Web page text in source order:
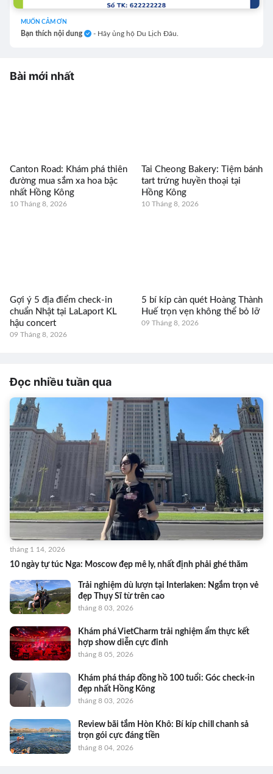
MUỐN CẢM ƠN
Bạn thích nội dung - Hãy ủng hộ Du Lịch Đâu.
Bài mới nhất
Canton Road: Khám phá thiên
đường mua sắm xa hoa bậc
nhất Hồng Kông
10 Tháng 8, 2026
Tai Cheong Bakery: Tiệm bánh
tart trứng huyền thoại tại
Hồng Kông
10 Tháng 8, 2026
Gợi ý 5 địa điểm check-in
chuẩn Nhật tại LaLaport KL
hậu concert
09 Tháng 8, 2026
5 bí kíp càn quét Hoàng Thành
Huế trọn vẹn không thể bỏ lỡ
09 Tháng 8, 2026
Đọc nhiều tuần qua
10 ngày tự túc Nga: Moscow đẹp mê ly, nhất định phải ghé thăm
tháng 1 14, 2026
Trải nghiệm dù lượn tại Interlaken: Ngắm trọn vẻ
đẹp Thụy Sĩ từ trên cao
tháng 8 03, 2026
Khám phá VietCharm trải nghiệm ẩm thực kết
hợp show diễn cực đỉnh
tháng 8 05, 2026
Khám phá tháp đồng hồ 100 tuổi: Góc check-in
đẹp nhất Hồng Kông
tháng 8 03, 2026
Review bãi tắm Hòn Khô: Bí kíp chill chanh sả
trọn gói cực đáng tiền
tháng 8 04, 2026